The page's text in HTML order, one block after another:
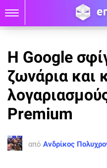
Η Google
ζωνάρια και
Premium
από Ανδρίκος